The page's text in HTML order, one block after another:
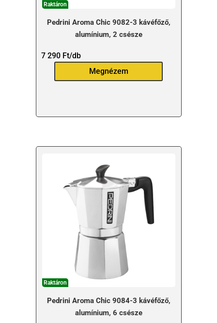
Raktáron
Pedrini Aroma Chic 9082-3 kávéfőző,
alumínium, 2 csésze
7 290 Ft/db
Megnézem
Raktáron
Pedrini Aroma Chic 9084-3 kávéfőző,
alumínium, 6 csésze